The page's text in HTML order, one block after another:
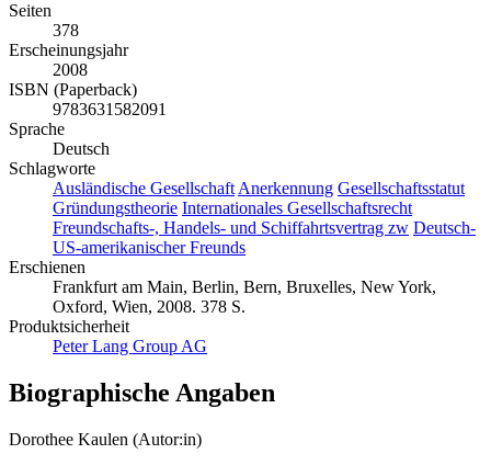
Seiten
378
Erscheinungsjahr
2008
ISBN (Paperback)
9783631582091
Sprache
Deutsch
Schlagworte
Ausländische Gesellschaft Anerkennung Gesellschaftsstatut
Gründungstheorie Internationales Gesellschaftsrecht
Freundschafts-, Handels- und Schiffahrtsvertrag zw Deutsch-
US-amerikanischer Freunds
Erschienen
Frankfurt am Main, Berlin, Bern, Bruxelles, New York,
Oxford, Wien, 2008. 378 S.
Produktsicherheit
Peter Lang Group AG
Biographische Angaben
Dorothee Kaulen (Autor:in)